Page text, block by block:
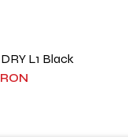
L1 Black